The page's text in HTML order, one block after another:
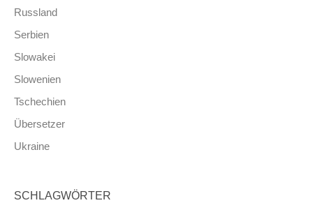
Russland
Serbien
Slowakei
Slowenien
Tschechien
Übersetzer
Ukraine
SCHLAGWÖRTER